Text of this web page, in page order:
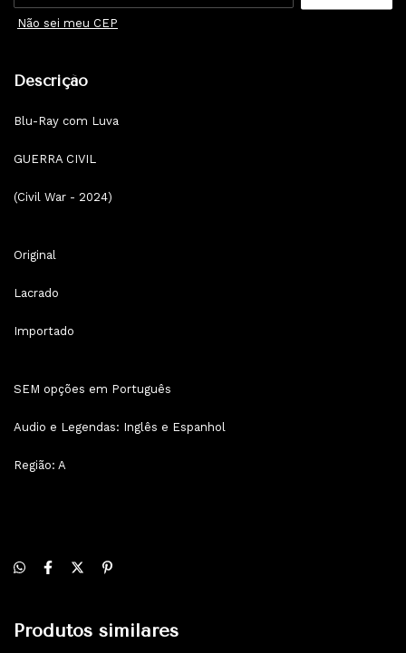
Não sei meu CEP
Descrição
Blu-Ray com Luva
GUERRA CIVIL
(Civil War - 2024)
Original
Lacrado
Importado
SEM opções em Português
Audio e Legendas: Inglês e Espanhol
Região: A
Produtos similares